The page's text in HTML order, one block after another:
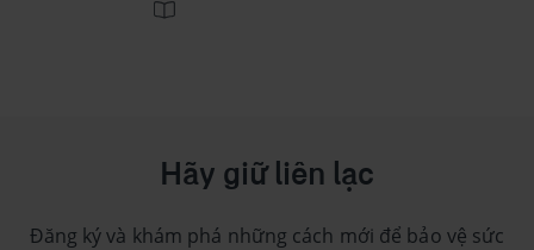
Hãy giữ liên lạc
Đăng ký và khám phá những cách mới để bảo vệ sức